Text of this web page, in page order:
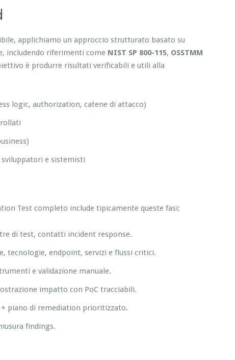
applichiamo un approccio strutturato basato su
includendo riferimenti come NIST SP 800-115, OSSTMM
è produrre risultati verificabili e utili alla
logic, authorization, catene di attacco)
e sistemisti
Test completo include tipicamente queste fasi:
di test, contatti incident response.
tecnologie, endpoint, servizi e flussi critici.
e validazione manuale.
impatto con PoC tracciabili.
piano di remediation prioritizzato.
findings.